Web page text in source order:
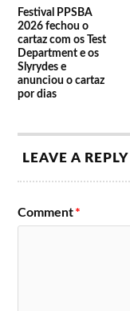
The Parkinsons
Festival PPSBA
2026 fechou o
cartaz com os Test
Department e os
Slyrydes e
anunciou o cartaz
por dias
LEAVE A REPLY
Comment*